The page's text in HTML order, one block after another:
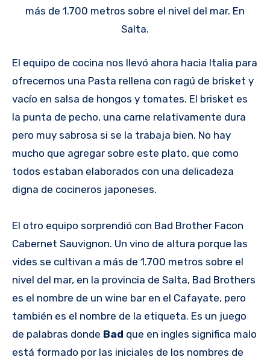
más de 1.700 metros sobre el nivel del mar. En
Salta.
El equipo de cocina nos llevó ahora hacia Italia para
ofrecernos una Pasta rellena con ragú de brisket y
vacío en salsa de hongos y tomates. El brisket es
la punta de pecho, una carne relativamente dura
pero muy sabrosa si se la trabaja bien. No hay
mucho que agregar sobre este plato, que como
todos estaban elaborados con una delicadeza
digna de cocineros japoneses.
El otro equipo sorprendió con Bad Brother Facon
Cabernet Sauvignon. Un vino de altura porque las
vides se cultivan a más de 1.700 metros sobre el
nivel del mar, en la provincia de Salta, Bad Brothers
es el nombre de un wine bar en el Cafayate, pero
también es el nombre de la etiqueta. Es un juego
de palabras donde Bad que en ingles significa malo
está formado por las iniciales de los nombres de